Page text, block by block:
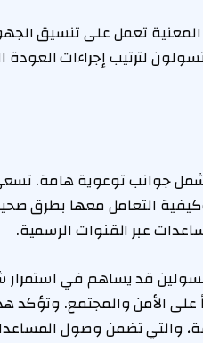
المعنية تعمل على تنسيق
لترتيب إجراءات العودة
جوانب توعوية هامة.
التعامل معها بطرق
عبر القنوات الرسمية.
قد يساهم في
على الأمن والمجتمع. وتؤكد
والتي تضمن وصول